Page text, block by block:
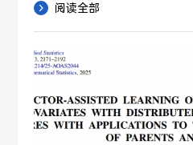
测中具有较高准确率，并成功
NP位点及人体测量指标。进
人体测量特征随年龄变化对
析以识别影响成年人身体质量
行再训练以恢复模型性能。为
的大模型剪枝框架，仅需少
枝，无需再训练，同时最大限
现，大模型的核心模块（即多
用主成分分析（PCA）提取
除冗余信息而不破坏原始模
需求。此外，我们设计了一
阅读全部